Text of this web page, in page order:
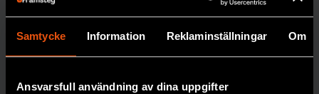
Samtycke Information Reklaminställningar Om
Ansvarsfull användning av dina uppgifter
Johan
S